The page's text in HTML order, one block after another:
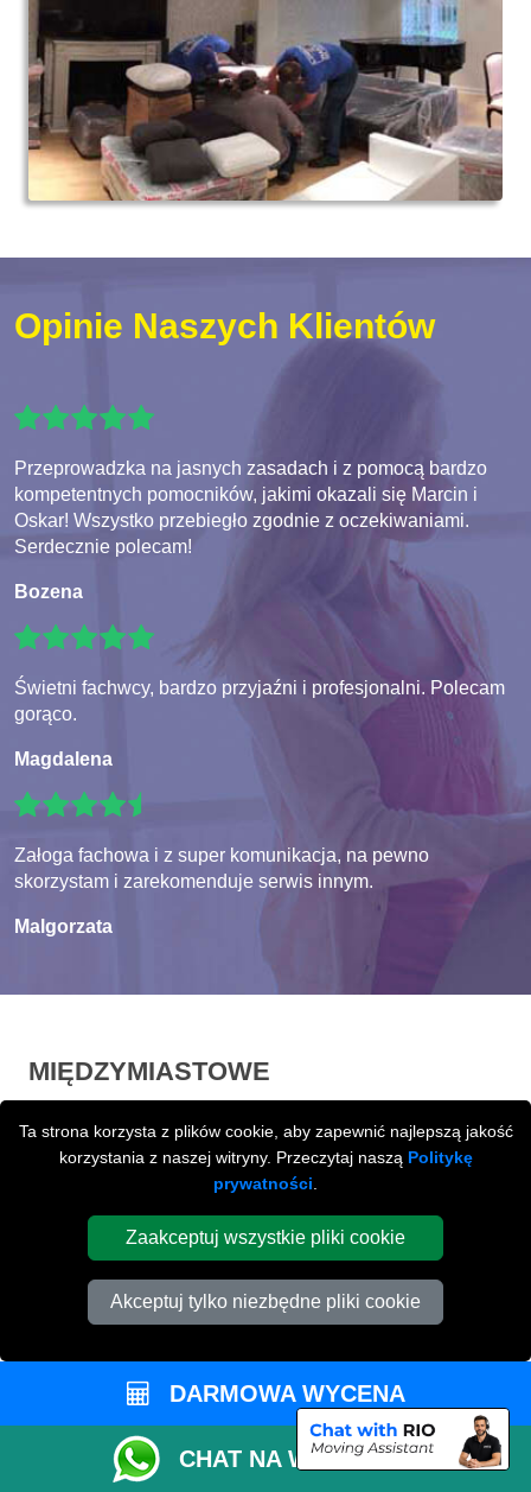
Ta strona korzysta z plików cookie, aby zapewnić najlepszą jakość
korzystania z naszej witryny. Przeczytaj naszą Politykę
prywatności
Zaakceptuj wszystkie pliki cookie
Akceptuj tylko niezbędne pliki cookie
Opinie Naszych Klientów
Przeprowadzka na jasnych zasadach i z pomocą bardzo
kompetentnych pomocników, jakimi okazali się Marcin i
Oskar! Wszystko przebiegło zgodnie z oczekiwaniami.
Serdecznie polecam!
Bozena
Świetni fachwcy, bardzo przyjaźni i profesjonalni. Polecam
gorąco.
Magdalena
Załoga fachowa i z super komunikacja, na pewno
skorzystam i zarekomenduje serwis innym.
Malgorzata
MIĘDZYMIASTOWE
PETERBOROUGH
Peterborough na terenie całej Wielkiej Brytani.
DARMOWA WYCENA
CHAT NA WHATSAPP